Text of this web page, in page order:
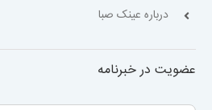
درباره عینک صبا
عضویت در خبرنامه